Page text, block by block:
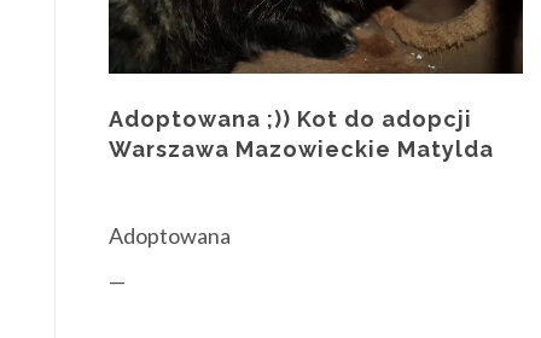
Adoptowana ;)) Kot do adopcji
Warszawa Mazowieckie Matylda
Adoptowana
—